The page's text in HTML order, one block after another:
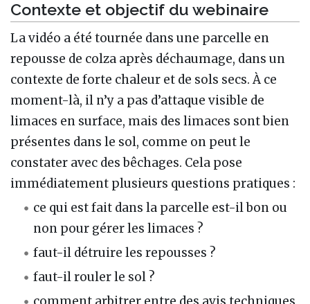
Contexte et objectif du webinaire
La vidéo a été tournée dans une parcelle en
repousse de colza après déchaumage, dans un
contexte de forte chaleur et de sols secs. À ce
moment-là, il n’y a pas d’attaque visible de
limaces en surface, mais des limaces sont bien
présentes dans le sol, comme on peut le
constater avec des bêchages. Cela pose
immédiatement plusieurs questions pratiques :
ce qui est fait dans la parcelle est-il bon ou
non pour gérer les limaces ?
faut-il détruire les repousses ?
faut-il rouler le sol ?